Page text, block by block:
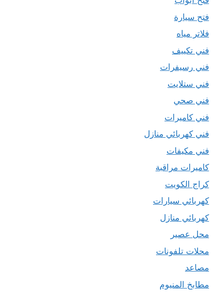
فتح سيارة
فلاتر مياه
فني تكييف
فني رسيفرات
فني ستلايت
فني صحي
فني كاميرات
فني كهربائي منازل
فني مكيفات
كاميرات مراقبة
كراج الكويت
كهربائي سيارات
كهربائي منازل
محل عصير
محلات تلفونات
مصاعد
مطابخ المنيوم